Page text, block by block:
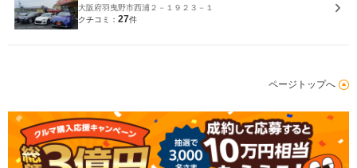
大阪府羽曳野市西浦２－１９２３－１
クチコミ： 27件
ページトップへ